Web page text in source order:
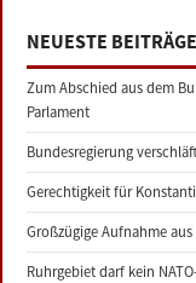
NEUESTE BEITRÄGE
Zum Abschied aus dem
Parlament
Bundesregierung
Gerechtigkeit für
Großzügige Aufnahme
Ruhrgebiet darf kein